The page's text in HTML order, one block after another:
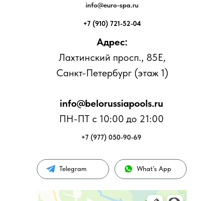
+7 (910) 721-52-04
info@euro-spa.ru
Telegram What’s App
Адрес:
Лахтинский просп., 85Е,
Санкт-Петербург (этаж 1)
+7 (977) 050-90-69
info@belorussiapools.ru
ПН-ПТ с 10:00 до 21:00